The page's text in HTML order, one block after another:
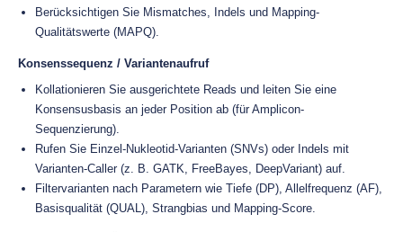
Berücksichtigen Sie Mismatches, Indels und Mapping-
Qualitätswerte (MAPQ).
Konsenssequenz / Variantenaufruf
Kollationieren Sie ausgerichtete Reads und leiten Sie eine
Konsensusbasis an jeder Position ab (für Amplicon-
Sequenzierung).
Rufen Sie Einzel-Nukleotid-Varianten (SNVs) oder Indels mit
Varianten-Caller (z. B. GATK, FreeBayes, DeepVariant) auf.
Filtervarianten nach Parametern wie Tiefe (DP), Allelfrequenz (AF),
Basisqualität (QUAL), Strangbias und Mapping-Score.